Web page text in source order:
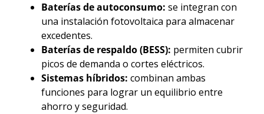
Baterías de autoconsumo: se integran con
una instalación fotovoltaica para almacenar
excedentes.
Baterías de respaldo (BESS): permiten cubrir
picos de demanda o cortes eléctricos.
Sistemas híbridos: combinan ambas
funciones para lograr un equilibrio entre
ahorro y seguridad.